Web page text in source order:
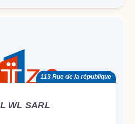
113 Rue de la république
WL SARL